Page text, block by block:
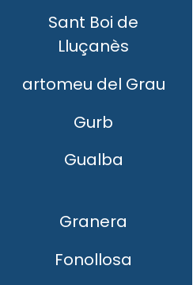
Sant Boi de
Lluçanès
artomeu del Grau
Gurb
Gualba
Granera
Fonollosa